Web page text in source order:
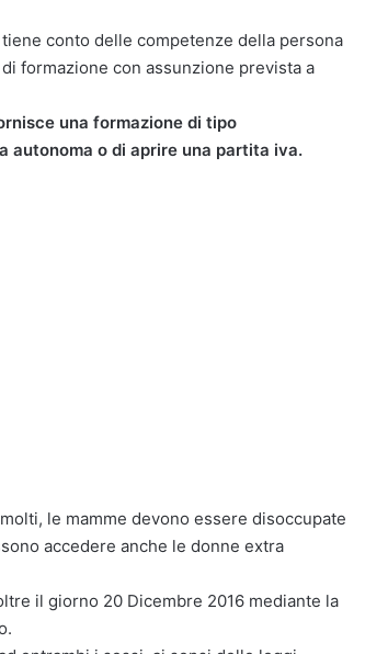
conto delle competenze della persona
formazione con assunzione prevista a
una formazione di tipo
autonoma o di aprire una partita iva.
le mamme devono essere disoccupate
accedere anche le donne extra
il giorno 20 Dicembre 2016 mediante la